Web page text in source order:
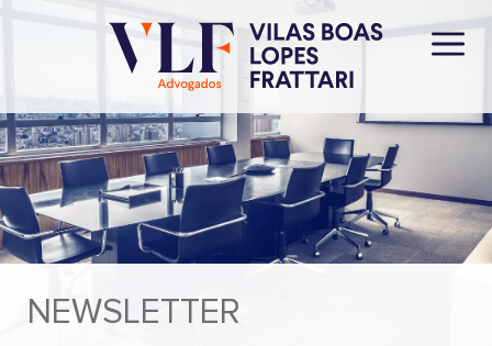
NEWSLETTER